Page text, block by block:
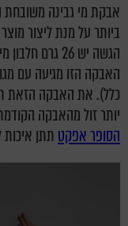
אבקת מי גבינה
ביותר על מנת ליצור
האבקה הזו מגיעה עם
יותר זול מהאבקה
הסופר אפקט תתן